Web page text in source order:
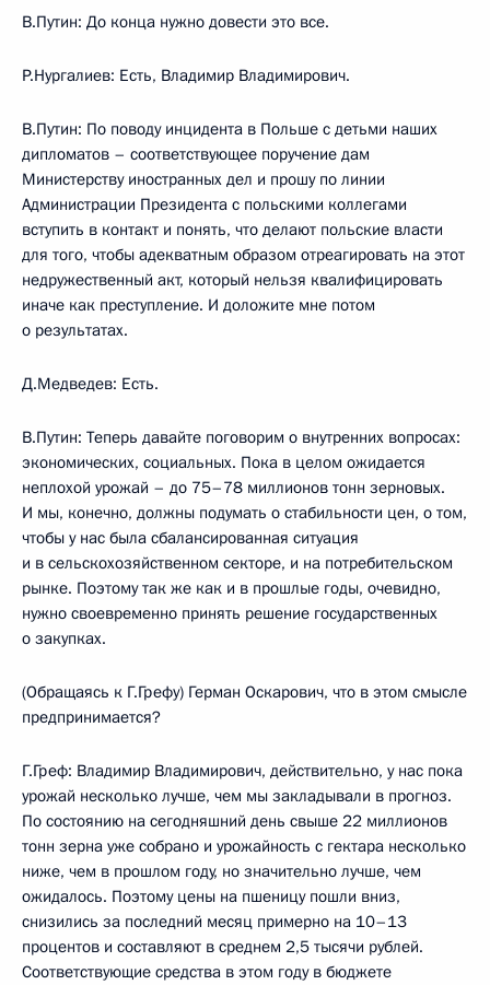
В.Путин: До конца нужно довести это все.
Р.Нургалиев: Есть, Владимир Владимирович.
В.Путин: По поводу инцидента в Польше с детьми наших
дипломатов – соответствующее поручение дам
Министерству иностранных дел и прошу по линии
Администрации Президента с польскими коллегами
вступить в контакт и понять, что делают польские власти
для того, чтобы адекватным образом отреагировать на этот
недружественный акт, который нельзя квалифицировать
иначе как преступление. И доложите мне потом
о результатах.
Д.Медведев: Есть.
В.Путин: Теперь давайте поговорим о внутренних вопросах:
экономических, социальных. Пока в целом ожидается
неплохой урожай – до 75–78 миллионов тонн зерновых.
И мы, конечно, должны подумать о стабильности цен, о том,
чтобы у нас была сбалансированная ситуация
и в сельскохозяйственном секторе, и на потребительском
рынке. Поэтому так же как и в прошлые годы, очевидно,
нужно своевременно принять решение государственных
о закупках.
(Обращаясь к Г.Грефу) Герман Оскарович, что в этом смысле
предпринимается?
Г.Греф: Владимир Владимирович, действительно, у нас пока
урожай несколько лучше, чем мы закладывали в прогноз.
По состоянию на сегодняшний день свыше 22 миллионов
тонн зерна уже собрано и урожайность с гектара несколько
ниже, чем в прошлом году, но значительно лучше, чем
ожидалось. Поэтому цены на пшеницу пошли вниз,
снизились за последний месяц примерно на 10–13
процентов и составляют в среднем 2,5 тысячи рублей.
Соответствующие средства в этом году в бюджете